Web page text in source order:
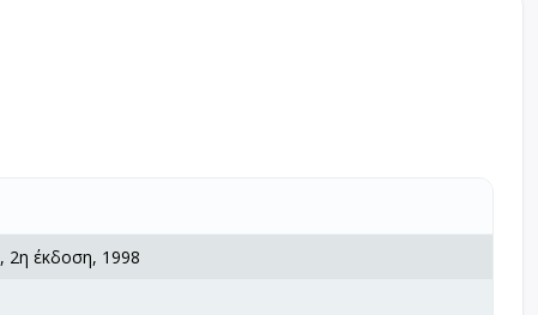
, 2η έκδοση, 1998